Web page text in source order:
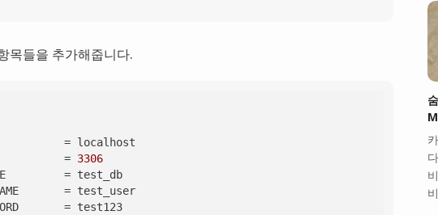
목들을 추가해줍니다.
=
3306